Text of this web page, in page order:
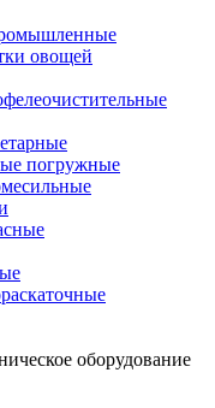
овощей
погружные
оборудование